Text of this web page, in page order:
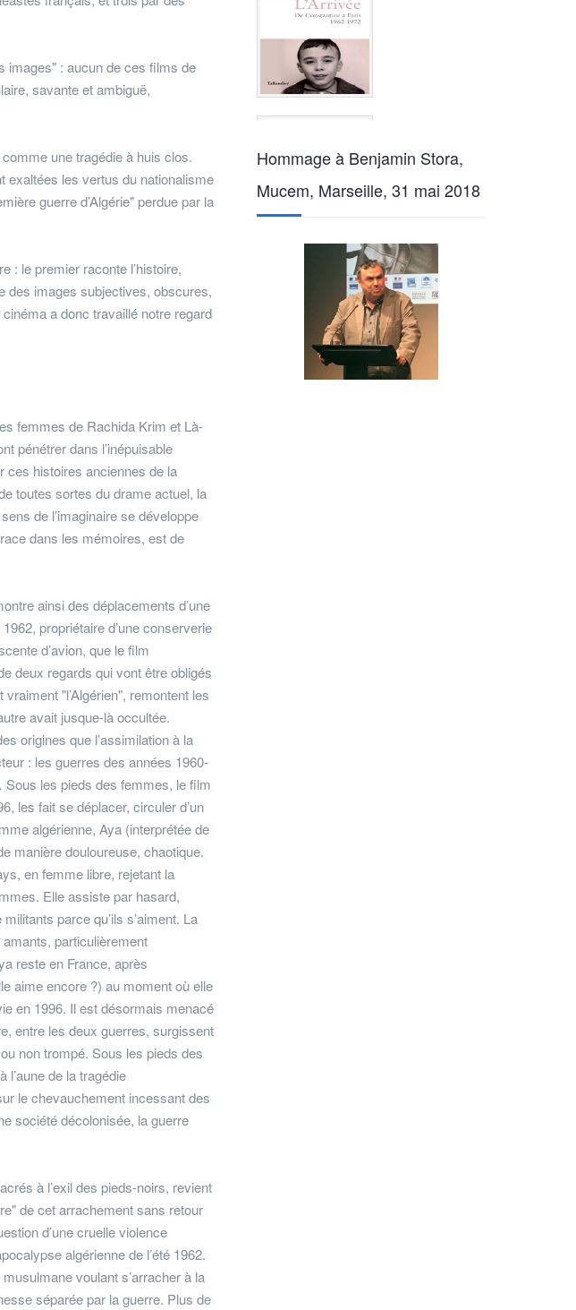
images" : aucun de ces films de
savante et ambiguë,
une tragédie à huis clos.
exaltées les vertus du nationalisme
guerre d’Algérie" perdue par la
: le premier raconte l’histoire,
des images subjectives, obscures,
a donc travaillé notre regard
femmes de Rachida Krim et Là-
pénétrer dans l’inépuisable
ces histoires anciennes de la
toutes sortes du drame actuel, la
de l’imaginaire se développe
dans les mémoires, est de
ainsi des déplacements d’une
propriétaire d’une conserverie
d’avion, que le film
deux regards qui vont être obligés
"l’Algérien", remontent les
avait jusque-là occultée.
origines que l’assimilation à la
: les guerres des années 1960-
Sous les pieds des femmes, le film
les fait se déplacer, circuler d’un
algérienne, Aya (interprétée de
manière douloureuse, chaotique.
en femme libre, rejetant la
Elle assiste par hasard,
parce qu’ils s’aiment. La
particulièrement
reste en France, après
aime encore ?) au moment où elle
en 1996. Il est désormais menacé
entre les deux guerres, surgissent
non trompé. Sous les pieds des
l’aune de la tragédie
le chevauchement incessant des
société décolonisée, la guerre
à l’exil des pieds-noirs, revient
de cet arrachement sans retour
d’une cruelle violence
algérienne de l’été 1962.
voulant s’arracher à la
séparée par la guerre. Plus de
Hommage à Benjamin Stora,
Mucem, Marseille, 31 mai 2018